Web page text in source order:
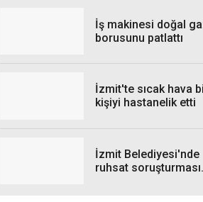
İş makinesi doğal
borusunu patlattı
İzmit'te sıcak hava
kişiyi hastanelik etti
İzmit Belediyesi'nde
ruhsat soruşturması